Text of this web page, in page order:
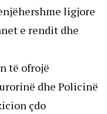
ligjore
e rendit dhe
të ofrojë
dhe Policinë
çdo